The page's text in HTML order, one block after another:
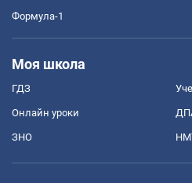
Формула-1
Моя школа
ГДЗ
Онлайн уроки
ЗНО